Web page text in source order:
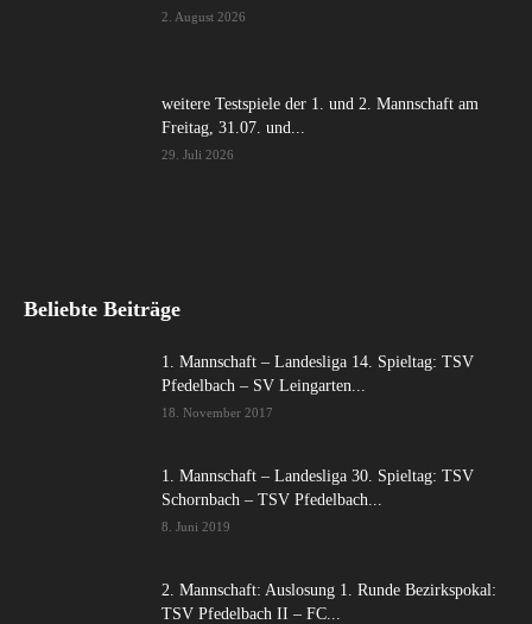
2. August 2026
weitere Testspiele der 1. und 2. Mannschaft am
Freitag, 31.07. und...
29. Juli 2026
Beliebte Beiträge
1. Mannschaft – Landesliga 14. Spieltag: TSV
Pfedelbach – SV Leingarten...
18. November 2017
1. Mannschaft – Landesliga 30. Spieltag: TSV
Schornbach – TSV Pfedelbach...
8. Juni 2019
2. Mannschaft: Auslosung 1. Runde Bezirkspokal:
TSV Pfedelbach II – FC...